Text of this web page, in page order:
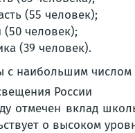
(55 человек);
(50 человек);
(39 человек).
России
отмечен вклад
о высоком